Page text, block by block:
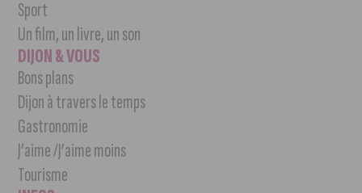
Sport
Un film, un livre, un son
DIJON & VOUS
Bons plans
Dijon à travers le temps
Gastronomie
J’aime /J’aime moins
Tourisme